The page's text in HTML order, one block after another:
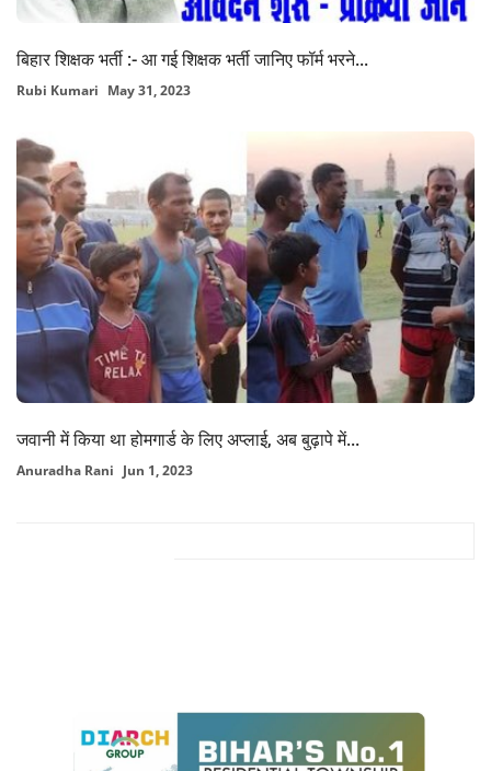
बिहार शिक्षक भर्ती :- आ गई शिक्षक भर्ती जानिए फॉर्म भरने...
Rubi Kumari May 31, 2023
जवानी में किया था होमगार्ड के लिए अप्लाई, अब बुढ़ापे में...
Anuradha Rani Jun 1, 2023